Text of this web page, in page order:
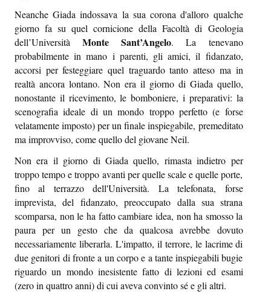
Episcatti
Epillole
Neanche Giada indossava la sua corona d'alloro qualche
giorno fa su quel cornicione della Facoltà di Geologia
dell’UniversitàMonte Sant’Angelo. La tenevano
probabilmente in mano i parenti, gli amici, il fidanzato,
accorsi per festeggiare quel traguardo tanto atteso ma in
realtà ancora lontano. Non era il giorno di Giada quello,
nonostante il ricevimento, le bomboniere, i preparativi: la
scenografia ideale di un mondo troppo perfetto (e forse
velatamente imposto) per un finale inspiegabile, premeditato
ma improvviso, come quello del giovane Neil.
Non era il giorno di Giada quello, rimasta indietro per
troppo tempo e troppo avanti per quelle scale e quelle porte,
fino al terrazzo dell'Università. La telefonata, forse
imprevista, del fidanzato, preoccupato dalla sua strana
scomparsa, non le ha fatto cambiare idea, non ha smosso la
paura per un gesto che da qualcosa avrebbe dovuto
necessariamente liberarla. L'impatto, il terrore, le lacrime di
due genitori di fronte a un corpo e a tante inspiegabili bugie
riguardo un mondo inesistente fatto di lezioni ed esami
(zero in quattro anni) di cui aveva convinto sé e gli altri.